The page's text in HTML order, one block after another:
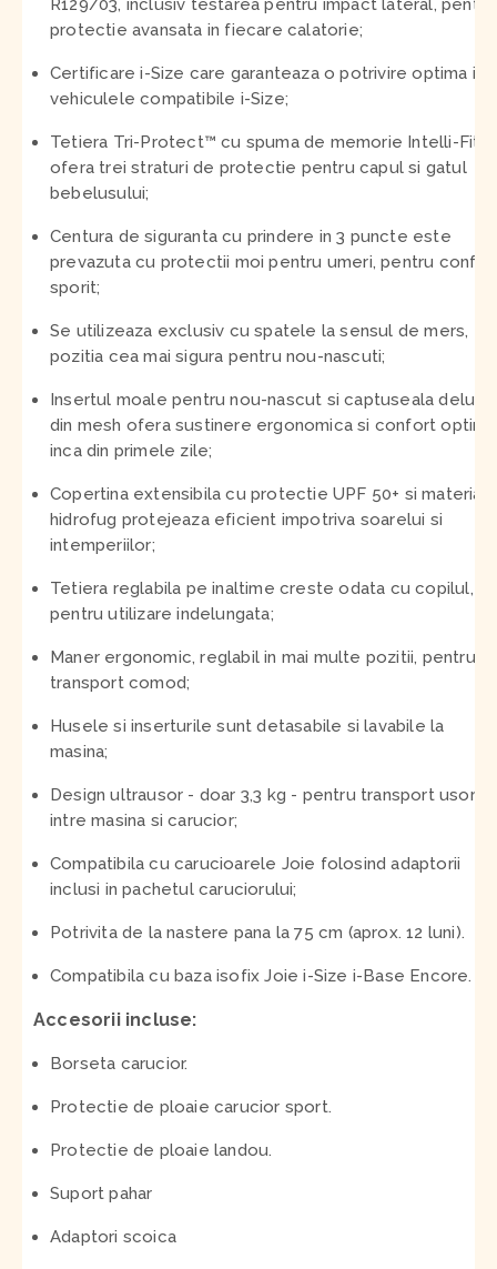
protectie avansata in fiecare calatorie;
Certificare i-Size care garanteaza o potrivire optima in
vehiculele compatibile i-Size;
Tetiera Tri-Protect™ cu spuma de memorie Intelli-Fit™
ofera trei straturi de protectie pentru capul si gatul
bebelusului;
Centura de siguranta cu prindere in 3 puncte este
prevazuta cu protectii moi pentru umeri, pentru
sporit;
Se utilizeaza exclusiv cu spatele la sensul de mers,
pozitia cea mai sigura pentru nou-nascuti;
Insertul moale pentru nou-nascut si captuseala deluxe
din mesh ofera sustinere ergonomica si confort optim
inca din primele zile;
Copertina extensibila cu protectie UPF 50+ si material
hidrofug protejeaza eficient impotriva soarelui si
intemperiilor;
Tetiera reglabila pe inaltime creste odata cu copilul,
pentru utilizare indelungata;
Maner ergonomic, reglabil in mai multe pozitii, pentru
transport comod;
Husele si inserturile sunt detasabile si lavabile la
masina;
Design ultrausor - doar 3,3 kg - pentru transport usor
intre masina si carucior;
Compatibila cu carucioarele Joie folosind adaptorii
inclusi in pachetul caruciorului;
Potrivita de la nastere pana la 75 cm (aprox. 12 luni).
Compatibila cu baza isofix Joie i-Size i-Base Encore.
Accesorii incluse:
Borseta carucior.
Protectie de ploaie carucior sport.
Protectie de ploaie landou.
Suport pahar
Adaptori scoica